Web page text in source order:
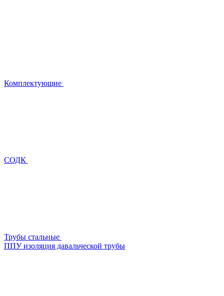
Комплектующие
СОДК
Трубы стальные
ППУ изоляция давальческой трубы